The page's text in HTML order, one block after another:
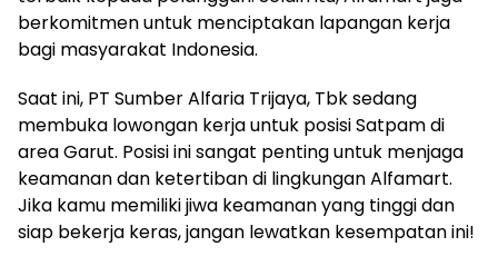
berkomitmen untuk menciptakan lapangan kerja
bagi masyarakat Indonesia.
Saat ini, PT Sumber Alfaria Trijaya, Tbk sedang
membuka lowongan kerja untuk posisi Satpam di
area Garut. Posisi ini sangat penting untuk menjaga
keamanan dan ketertiban di lingkungan Alfamart.
Jika kamu memiliki jiwa keamanan yang tinggi dan
siap bekerja keras, jangan lewatkan kesempatan ini!